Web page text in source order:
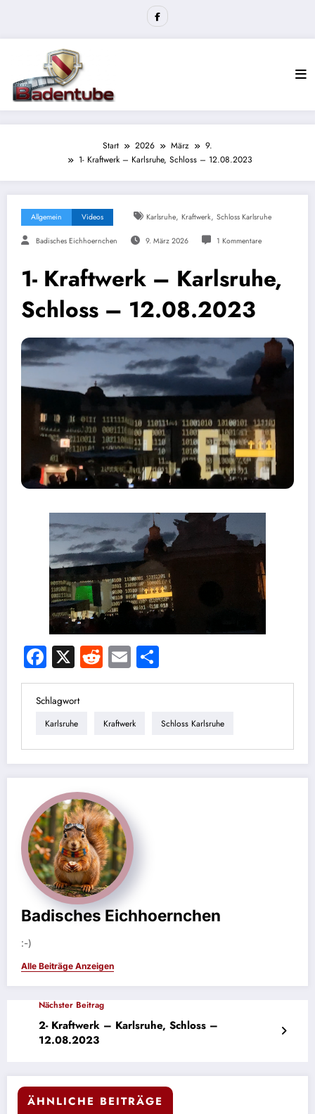
Start 2026 März
9.
1- Kraftwerk – Karlsruhe, Schloss – 12.08.2023
Allgemein Videos Karlsruhe, Kraftwerk, Schloss Karlsruhe
Badisches Eichhoernchen 9. März 2026 1 Kommentare
1- Kraftwerk – Karlsruhe,
Schloss – 12.08.2023
Facebook
X Reddit
Email
Schlagwort
Karlsruhe Kraftwerk Schloss Karlsruhe
Badisches Eichhoernchen
:-)
Alle Beiträge Anzeigen
Nächster Beitrag
2- Kraftwerk – Karlsruhe, Schloss –
12.08.2023
ÄHNLICHE BEITRÄGE